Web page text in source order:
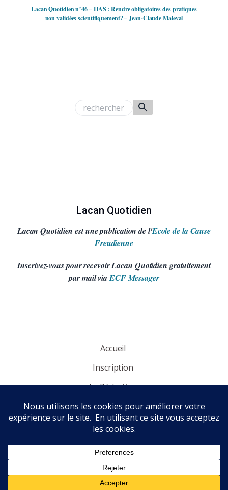
Lacan Quotidien n°46 – HAS : Rendre obligatoires des pratiques
non validées scientifiquement? – Jean-Claude Maleval
Lacan Quotidien
Lacan Quotidien est une publication de l'Ecole de la Cause
Freudienne
Inscrivez-vous pour recevoir Lacan Quotidien gratuitement
par mail viaECF Messager
Accueil
Inscription
La Rédaction
Panorama